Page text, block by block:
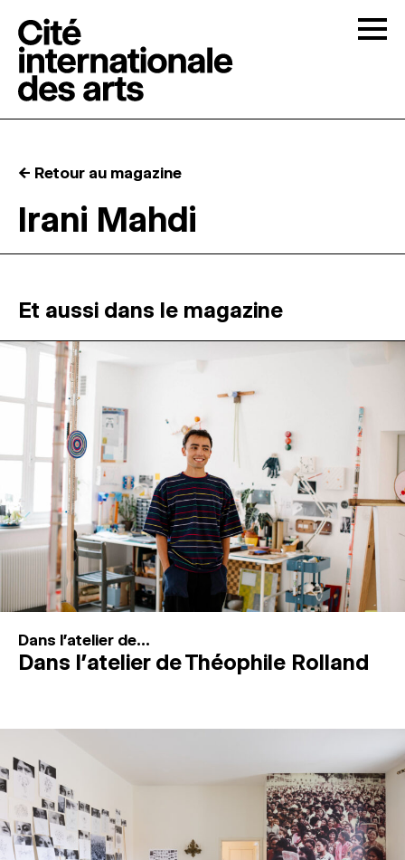
RÉSIDENCES ↓
ATELIERS OUVERTS
PROGRAMMATION
MAGAZINE
ESPACES DE PRATIQUE ARTISTIQUE ↓
Recherche
Connexion
← Retour au magazine
Irani Mahdi
Et aussi dans le magazine
Dans l'atelier de...
Dans l’atelier de Théophile Rolland